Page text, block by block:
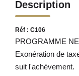
Description
Réf : C106
PROGRAMME
Exonération de
suit l'achèvement.